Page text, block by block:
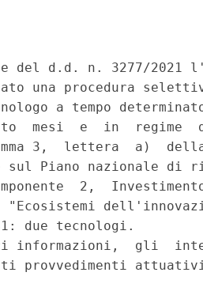
del d.d. n. 3277/2021
una procedura
a tempo
mesi  e  in  regime
3,  lettera  a)
sul Piano nazionale di
2,
"Ecosistemi
due tecnologi.
informazioni,  gli
provvedimenti